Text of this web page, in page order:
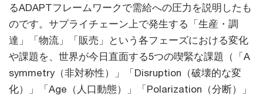
るADAPTフレームワークで需給への圧力を説明したも
のです。サプライチェーン上で発生する「生産・調
達」「物流」「販売」という各フェーズにおける変化
や課題を、世界が今日直面する5つの喫緊な課題（「A
symmetry（非対称性）」「Disruption（破壊的な変
化）」「Age（人口動態）」「Polarization（分断）」